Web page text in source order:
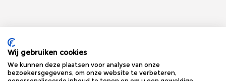
Wij gebruiken cookies
We kunnen deze plaatsen voor analyse van onze
bezoekersgegevens, om onze website te verbeteren,